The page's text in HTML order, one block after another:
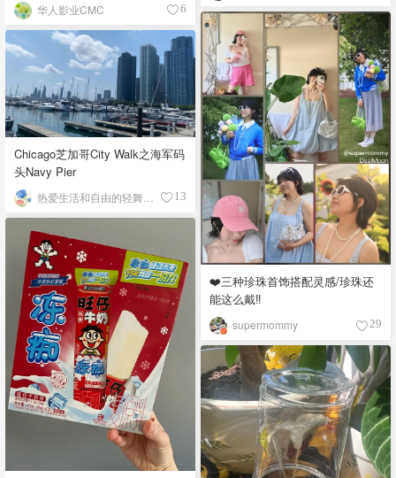
华人影业CMC 6
❤️三种珍珠首饰搭配灵感/珍珠还
能这么戴‼️
supermommy 29
Chicago芝加哥City Walk之海军码
头Navy Pier
13